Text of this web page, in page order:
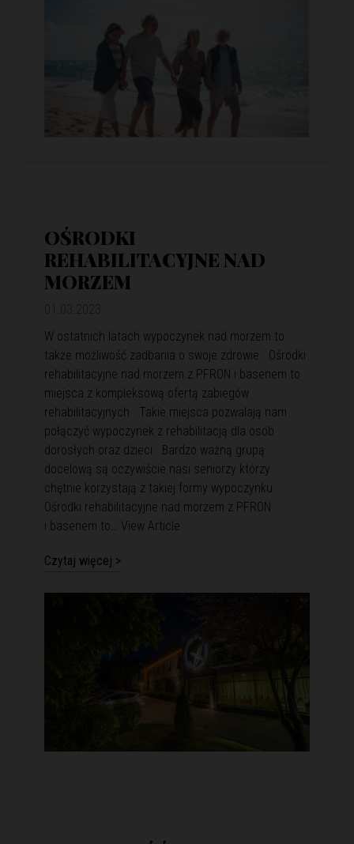
OŚRODKI
REHABILITACYJNE NAD
MORZEM
W ostatnich latach wypoczynek nad morzem to
także możliwość zadbania o swoje zdrowie . Ośrodki
rehabilitacyjne nad morzem z PFRON i basenem to
miejsca z kompleksową ofertą zabiegów
rehabilitacyjnych . Takie miejsca pozwalają nam
połączyć wypoczynek z rehabilitacją dla osób
dorosłych oraz dzieci . Bardzo ważną grupą
docelową są oczywiście nasi seniorzy którzy
chętnie korzystają z takiej formy wypoczynku .
Ośrodki rehabilitacyjne nad morzem z PFRON
i basenem to… View Article
Czytaj więcej >